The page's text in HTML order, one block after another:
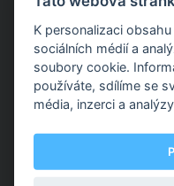
Pravidelný pohyb a
7. Tenis
muset být neustále ve
tolik věcí zároveň, od
K personalizaci
sociálních médií a
soubory cookie.
používáte, sdílíme se
média, inzerci a